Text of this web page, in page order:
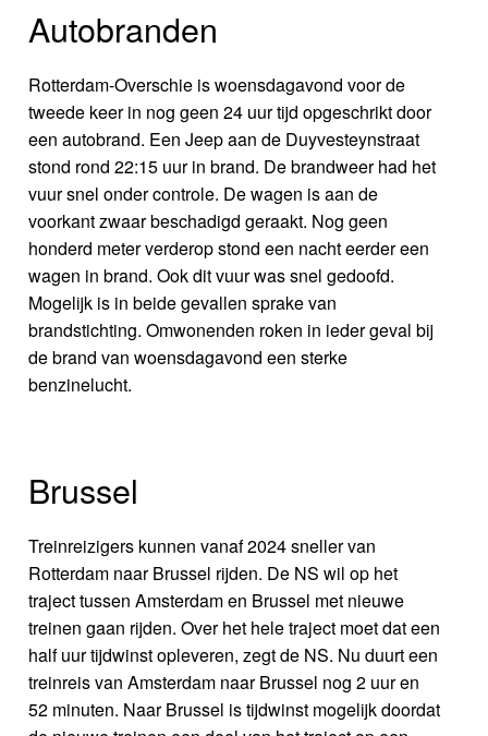
Autobranden
Rotterdam-Overschie is woensdagavond voor de
tweede keer in nog geen 24 uur tijd opgeschrikt door
een autobrand. Een Jeep aan de Duyvesteynstraat
stond rond 22:15 uur in brand. De brandweer had het
vuur snel onder controle. De wagen is aan de
voorkant zwaar beschadigd geraakt. Nog geen
honderd meter verderop stond een nacht eerder een
wagen in brand. Ook dit vuur was snel gedoofd.
Mogelijk is in beide gevallen sprake van
brandstichting. Omwonenden roken in ieder geval bij
de brand van woensdagavond een sterke
benzinelucht.
Brussel
Treinreizigers kunnen vanaf 2024 sneller van
Rotterdam naar Brussel rijden. De NS wil op het
traject tussen Amsterdam en Brussel met nieuwe
treinen gaan rijden. Over het hele traject moet dat een
half uur tijdwinst opleveren, zegt de NS. Nu duurt een
treinreis van Amsterdam naar Brussel nog 2 uur en
52 minuten. Naar Brussel is tijdwinst mogelijk doordat